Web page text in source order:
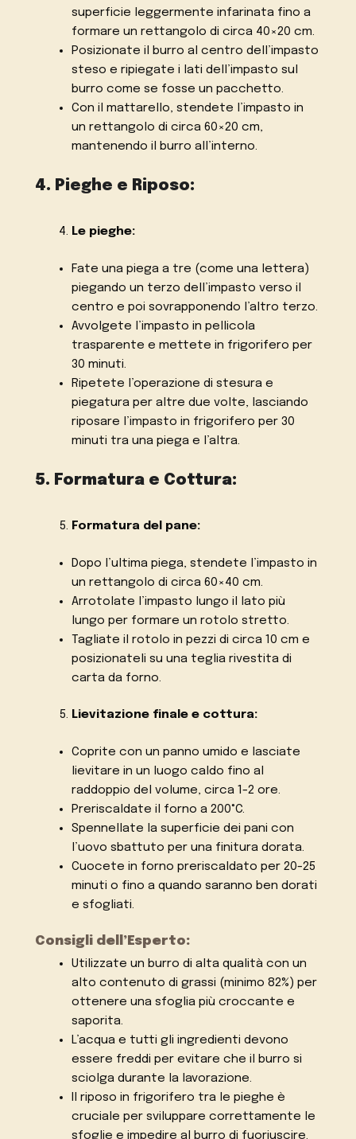
superficie leggermente infarinata fino a
formare un rettangolo di circa 40×20 cm.
Posizionate il burro al centro dell’impasto
steso e ripiegate i lati dell’impasto sul
burro come se fosse un pacchetto.
Con il mattarello, stendete l’impasto in
un rettangolo di circa 60×20 cm,
mantenendo il burro all’interno.
4. Pieghe e Riposo:
Le pieghe:
Fate una piega a tre (come una lettera)
piegando un terzo dell’impasto verso il
centro e poi sovrapponendo l’altro terzo.
Avvolgete l’impasto in pellicola
trasparente e mettete in frigorifero per
30 minuti.
Ripetete l’operazione di stesura e
piegatura per altre due volte, lasciando
riposare l’impasto in frigorifero per 30
minuti tra una piega e l’altra.
5. Formatura e Cottura:
Formatura del pane:
Dopo l’ultima piega, stendete l’impasto in
un rettangolo di circa 60×40 cm.
Arrotolate l’impasto lungo il lato più
lungo per formare un rotolo stretto.
Tagliate il rotolo in pezzi di circa 10 cm e
posizionateli su una teglia rivestita di
carta da forno.
Lievitazione finale e cottura:
Coprite con un panno umido e lasciate
lievitare in un luogo caldo fino al
raddoppio del volume, circa 1-2 ore.
Preriscaldate il forno a 200°C.
Spennellate la superficie dei pani con
l’uovo sbattuto per una finitura dorata.
Cuocete in forno preriscaldato per 20-25
minuti o fino a quando saranno ben dorati
e sfogliati.
Consigli dell’Esperto:
Utilizzate un burro di alta qualità con un
alto contenuto di grassi (minimo 82%) per
ottenere una sfoglia più croccante e
saporita.
L’acqua e tutti gli ingredienti devono
essere freddi per evitare che il burro si
sciolga durante la lavorazione.
Il riposo in frigorifero tra le pieghe è
cruciale per sviluppare correttamente le
sfoglie e impedire al burro di fuoriuscire.